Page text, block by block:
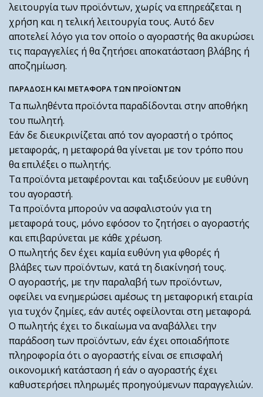
λειτουργία των προϊόντων, χωρίς να επηρεάζεται η
χρήση και η τελική λειτουργία τους. Αυτό δεν
αποτελεί λόγο για τον οποίο ο αγοραστής θα ακυρώσει
τις παραγγελίες ή θα ζητήσει αποκατάσταση βλάβης ή
αποζημίωση.
ΠΑΡΑΔΟΣΗ ΚΑΙ ΜΕΤΑΦΟΡΑ ΤΩΝ ΠΡΟΪΟΝΤΩΝ
Τα πωληθέντα προϊόντα παραδίδονται στην αποθήκη
του πωλητή.
Εάν δε διευκρινίζεται από τον αγοραστή ο τρόπος
μεταφοράς, η μεταφορά θα γίνεται με τον τρόπο που
θα επιλέξει ο πωλητής.
Τα προϊόντα μεταφέρονται και ταξιδεύουν με ευθύνη
του αγοραστή.
Τα προϊόντα μπορούν να ασφαλιστούν για τη
μεταφορά τους, μόνο εφόσον το ζητήσει ο αγοραστής
και επιβαρύνεται με κάθε χρέωση.
Ο πωλητής δεν έχει καμία ευθύνη για φθορές ή
βλάβες των προϊόντων, κατά τη διακίνησή τους.
Ο αγοραστής, με την παραλαβή των προϊόντων,
οφείλει να ενημερώσει αμέσως τη μεταφορική εταιρία
για τυχόν ζημίες, εάν αυτές οφείλονται στη μεταφορά.
Ο πωλητής έχει το δικαίωμα να αναβάλλει την
παράδοση των προϊόντων, εάν έχει οποιαδήποτε
πληροφορία ότι ο αγοραστής είναι σε επισφαλή
οικονομική κατάσταση ή εάν ο αγοραστής έχει
καθυστερήσει πληρωμές προηγούμενων παραγγελιών.